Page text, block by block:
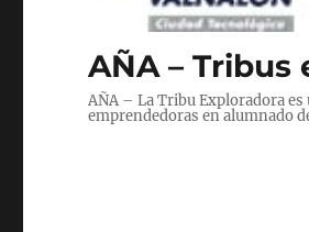
AÑA – Tribus
AÑA – La Tribu Exploradora
emprendedoras en alumnado